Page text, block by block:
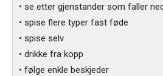
• se etter gjenstander som faller
• spise flere typer fast føde
• spise selv
• drikke fra kopp
• følge enkle beskjeder